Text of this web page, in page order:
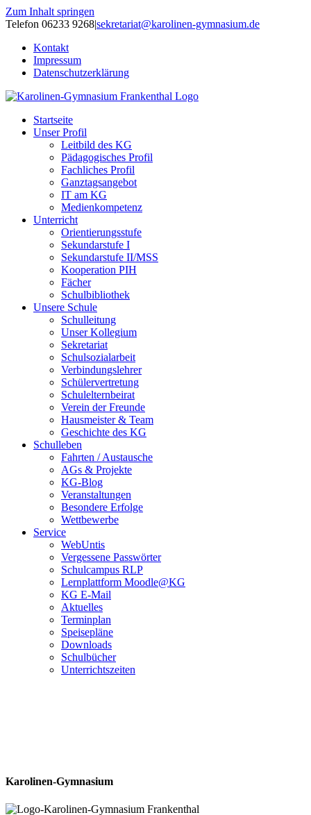
Zum Inhalt springen
Telefon 06233 9268|sekretariat@karolinen-gymnasium.de
Kontakt
Impressum
Datenschutzerklärung
Startseite
Unser Profil
Leitbild des KG
Pädagogisches Profil
Fachliches Profil
Ganztagsangebot
IT am KG
Medienkompetenz
Unterricht
Orientierungsstufe
Sekundarstufe I
Sekundarstufe II/MSS
Kooperation PIH
Fächer
Schulbibliothek
Unsere Schule
Schulleitung
Unser Kollegium
Sekretariat
Schulsozialarbeit
Verbindungslehrer
Schülervertretung
Schulelternbeirat
Verein der Freunde
Hausmeister & Team
Geschichte des KG
Schulleben
Fahrten / Austausche
AGs & Projekte
KG-Blog
Veranstaltungen
Besondere Erfolge
Wettbewerbe
Service
WebUntis
Vergessene Passwörter
Schulcampus RLP
Lernplattform Moodle@KG
KG E-Mail
Aktuelles
Terminplan
Speisepläne
Downloads
Schulbücher
Unterrichtszeiten
Karolinen-Gymnasium